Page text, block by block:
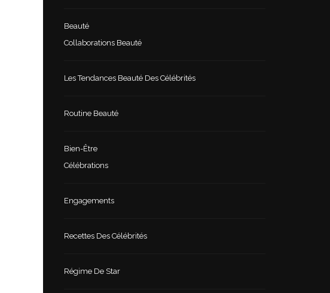
Beauté
Collaborations Beauté
Les Tendances Beauté Des Célébrités
Routine Beauté
Bien-Être
Célébrations
Engagements
Recettes Des Célébrités
Régime De Star